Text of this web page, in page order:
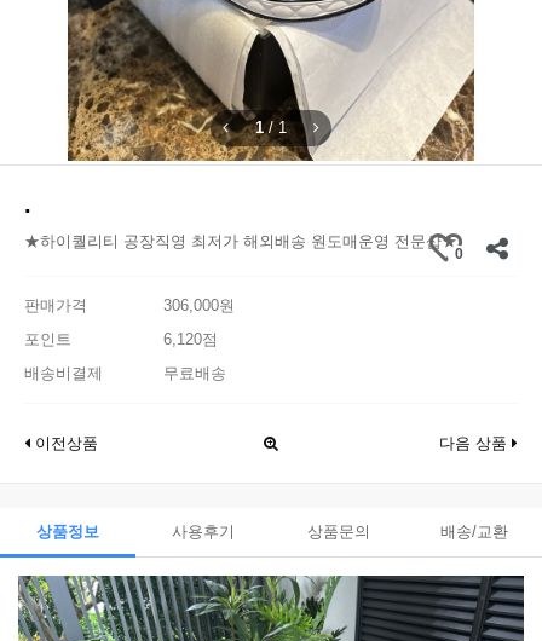
1/ 1
.
★하이퀄리티 공장직영 최저가 해외배송 원도매운영 전문샵★
0
판매가격
306,000원
포인트
6,120점
배송비결제
무료배송
이전상품 다음 상품
상품정보 사용후기 상품문의 배송/교환